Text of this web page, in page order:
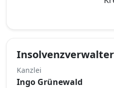
Insolvenzverwalter
Kanzlei
Ingo Grünewald